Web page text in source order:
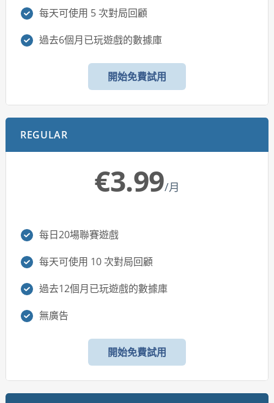
每天可使用 5 次對局回顧
過去6個月已玩遊戲的數據庫
開始免費試用
REGULAR
€3.99/月
每日20場聯賽遊戲
每天可使用 10 次對局回顧
過去12個月已玩遊戲的數據庫
無廣告
開始免費試用